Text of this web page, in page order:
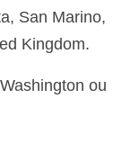
San Marino,
Kingdom.
ou